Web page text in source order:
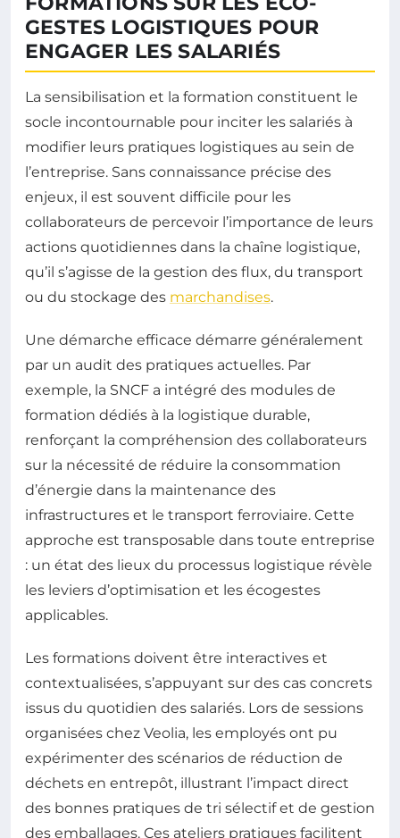
GESTES LOGISTIQUES POUR
ENGAGER LES SALARIÉS
La sensibilisation et la formation constituent le
socle incontournable pour inciter les salariés à
modifier leurs pratiques logistiques au sein de
l’entreprise. Sans connaissance précise des
enjeux, il est souvent difficile pour les
collaborateurs de percevoir l’importance de leurs
actions quotidiennes dans la chaîne logistique,
qu’il s’agisse de la gestion des flux, du transport
ou du stockage des marchandises.
Une démarche efficace démarre généralement
par un audit des pratiques actuelles. Par
exemple, la SNCF a intégré des modules de
formation dédiés à la logistique durable,
renforçant la compréhension des collaborateurs
sur la nécessité de réduire la consommation
d’énergie dans la maintenance des
infrastructures et le transport ferroviaire. Cette
approche est transposable dans toute entreprise
: un état des lieux du processus logistique révèle
les leviers d’optimisation et les écogestes
applicables.
Les formations doivent être interactives et
contextualisées, s’appuyant sur des cas concrets
issus du quotidien des salariés. Lors de sessions
organisées chez Veolia, les employés ont pu
expérimenter des scénarios de réduction de
déchets en entrepôt, illustrant l’impact direct
des bonnes pratiques de tri sélectif et de gestion
des emballages. Ces ateliers pratiques facilitent